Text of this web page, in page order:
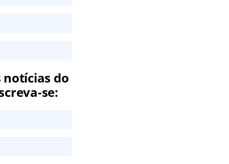
do
se: